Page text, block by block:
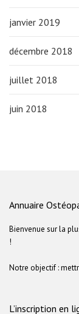
janvier 2019
décembre 2018
juillet 2018
juin 2018
Annuaire
Bienvenue sur la
!
Notre objectif :
L’inscription en